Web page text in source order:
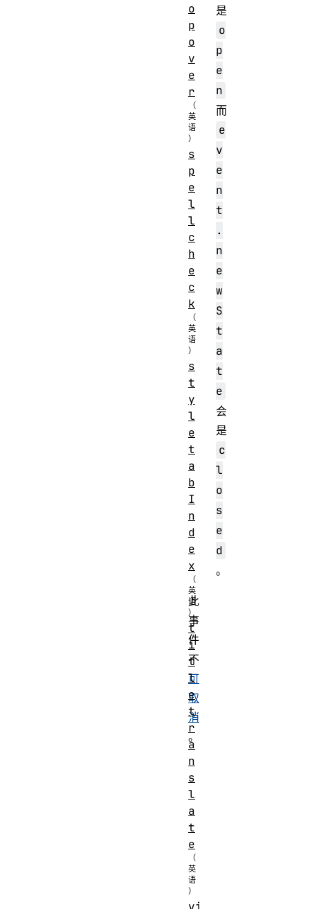
是
o
p
e
n
而
e
v
e
n
t
.
n
e
w
S
t
a
t
e
会
是
c
l
o
s
e
d
。
此
事
件
不
可
取
消
。
o
p
o
v
e
r
s
p
e
l
l
c
h
e
c
k
s
t
y
l
e
t
a
b
I
n
d
e
x
t
i
t
l
e
t
r
a
n
s
l
a
t
e